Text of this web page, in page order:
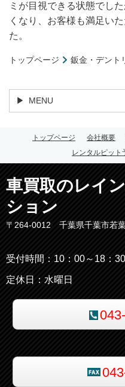
ミが目視できる状態でし
くなり、お客様も満足い
た。
トップページ 鈑金・デント
MENU
トップページ 会社概要
レンタルピット
車買取のレイ
ション
〒264-0012 千葉県千葉市若
受付時間：10：00～18：30
定休日：水曜日